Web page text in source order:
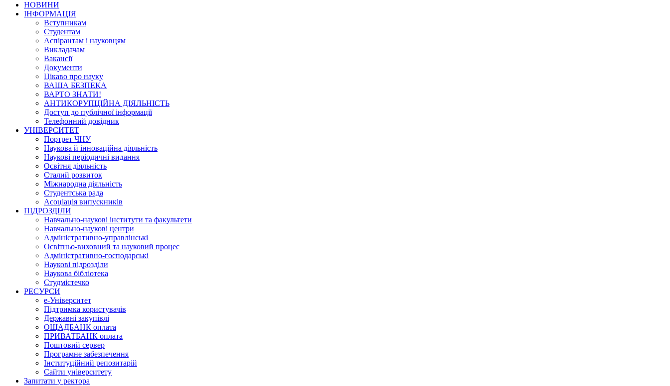
НОВИНИ
ІНФОРМАЦІЯ
Вступникам
Студентам
Аспірантам і науковцям
Викладачам
Вакансії
Документи
Цікаво про науку
ВАША БЕЗПЕКА
ВАРТО ЗНАТИ!
АНТИКОРУПЦІЙНА ДІЯЛЬНІСТЬ
Доступ до публічної інформації
Телефонний довідник
УНІВЕРСИТЕТ
Портрет ЧНУ
Наукова й інноваційна діяльність
Наукові періодичні видання
Освітня діяльність
Сталий розвиток
Міжнародна діяльність
Студентська рада
Асоціація випускників
ПІДРОЗДІЛИ
Навчально-наукові інститути та факультети
Навчально-наукові центри
Адміністративно-управлінські
Освітньо-виховний та науковий процес
Адміністративно-господарські
Наукові підрозділи
Наукова бібліотека
Студмістечко
РЕСУРСИ
е-Університет
Підтримка користувачів
Державні закупівлі
ОЩАДБАНК оплата
ПРИВАТБАНК оплата
Поштовий сервер
Програмне забезпечення
Інституційний репозитарій
Сайти університету
Запитати у ректора